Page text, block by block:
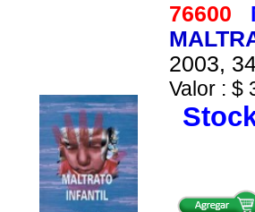
76600
2003,
Valor : $